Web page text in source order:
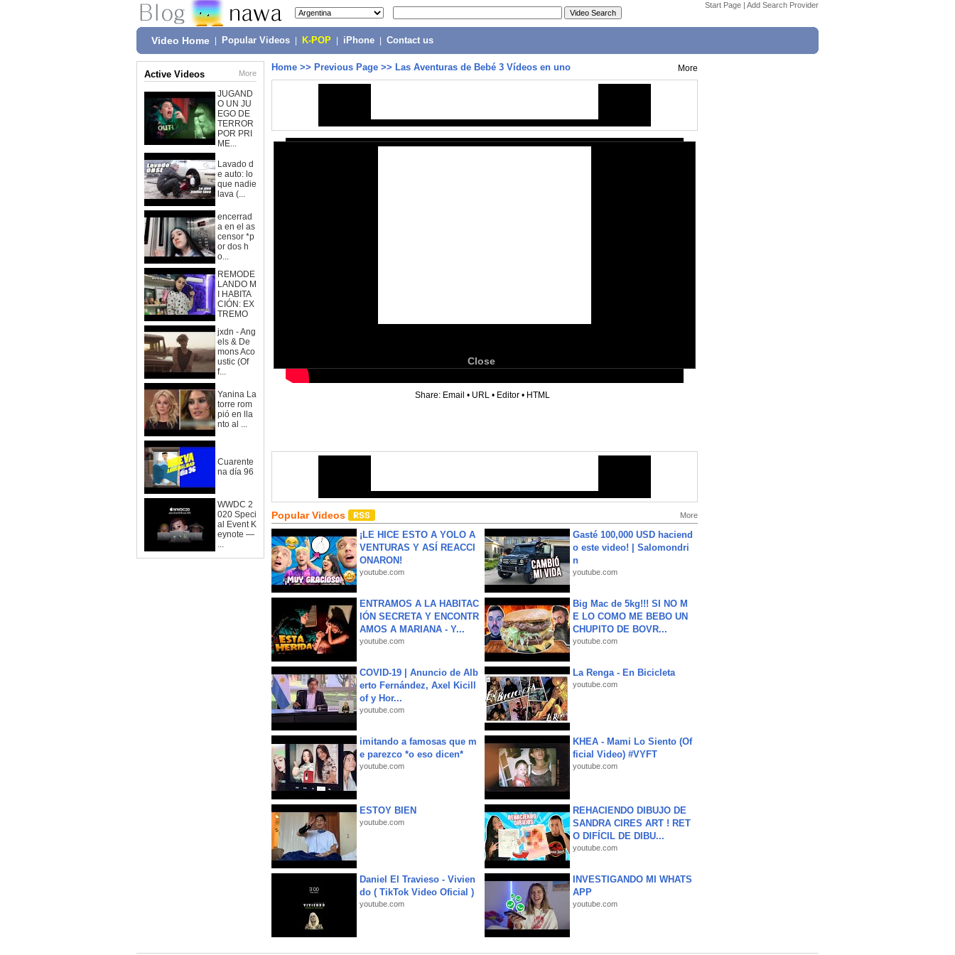
Start Page | Add Search Provider
Video Home Popular Videos K-POP iPhone Contact us
Active Videos More
JUGAND
O UN JU
EGO DE
TERROR
POR PRI
ME...
Lavado d
e auto: lo
que nadie
lava (...
encerrad
a en el as
censor *p
or dos h
o...
REMODE
LANDO M
I HABITA
CIÓN: EX
TREMO
jxdn - Ang
els & De
mons Aco
ustic (Of
f...
Yanina La
torre rom
pió en lla
nto al ...
Cuarente
na día 96
WWDC 2
020 Speci
al Event K
eynote —
...
Home >> Previous Page >> Las Aventuras de Bebé 3 Vídeos en uno More
Close
Share: Email • URL • Editor • HTML
Popular Videos More
¡LE HICE ESTO A YOLO A
VENTURAS Y ASÍ REACCI
ONARON!
youtube.com
Gasté 100,000 USD haciend
o este video! | Salomondri
n
youtube.com
ENTRAMOS A LA HABITAC
IÓN SECRETA Y ENCONTR
AMOS A MARIANA - Y...
youtube.com
Big Mac de 5kg!!! SI NO M
E LO COMO ME BEBO UN
CHUPITO DE BOVR...
youtube.com
COVID-19 | Anuncio de Alb
erto Fernández, Axel Kicill
of y Hor...
youtube.com
La Renga - En Bicicleta
youtube.com
imitando a famosas que m
e parezco *o eso dicen*
youtube.com
KHEA - Mami Lo Siento (Of
ficial Video) #VYFT
youtube.com
ESTOY BIEN
youtube.com
REHACIENDO DIBUJO DE
SANDRA CIRES ART ! RET
O DIFÍCIL DE DIBU...
youtube.com
Daniel El Travieso - Vivien
do ( TikTok Video Oficial )
youtube.com
INVESTIGANDO MI WHATS
APP
youtube.com